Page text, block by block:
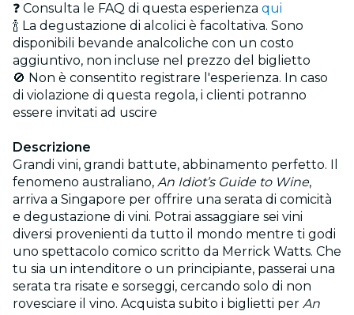
❓ Consulta le FAQ di questa esperienza qui
🍾 La degustazione di alcolici è facoltativa. Sono
disponibili bevande analcoliche con un costo
aggiuntivo, non incluse nel prezzo del biglietto
🚫 Non è consentito registrare l'esperienza. In caso
di violazione di questa regola, i clienti potranno
essere invitati ad uscire
Descrizione
Grandi vini, grandi battute, abbinamento perfetto. Il
fenomeno australiano, An Idiot’s Guide to Wine,
arriva a Singapore per offrire una serata di comicità
e degustazione di vini. Potrai assaggiare sei vini
diversi provenienti da tutto il mondo mentre ti godi
uno spettacolo comico scritto da Merrick Watts. Che
tu sia un intenditore o un principiante, passerai una
serata tra risate e sorseggi, cercando solo di non
rovesciare il vino. Acquista subito i biglietti per An